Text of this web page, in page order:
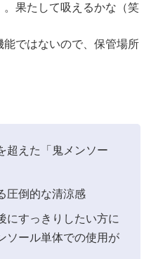
果たして吸えるかな（笑
ではないので、保管場所
超えた「鬼メンソー
圧倒的な清涼感
にすっきりしたい方に
ソール単体での使用が